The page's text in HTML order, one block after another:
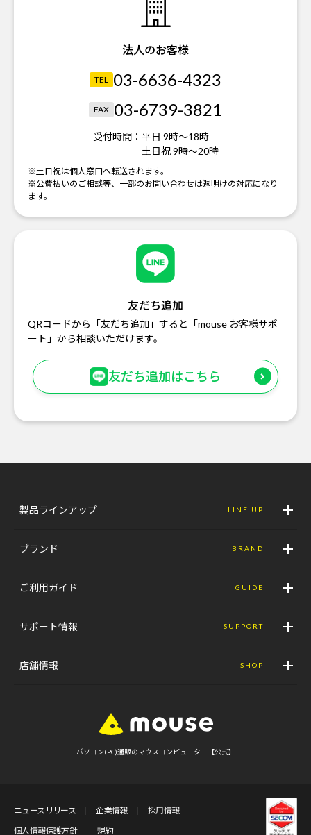
法人のお客様
TEL 03-6636-4323
FAX 03-6739-3821
受付時間： 平日 9時～18時
土日祝 9時～20時
※土日祝は個人窓口へ転送されます。
※公費払いのご相談等、一部のお問い合わせは週明けの対応になり
ます。
友だち追加
QRコードから「友だち追加」すると「mouse お客様サポ
ート」から相談いただけます。
友だち追加はこちら
製品ラインアップ LINE UP
ブランド BRAND
ご利用ガイド GUIDE
サポート情報 SUPPORT
店舗情報 SHOP
パソコン(PC)通販のマウスコンピューター【公式】
ニュースリリース 企業情報
採用情報
個人情報保護方針
規約